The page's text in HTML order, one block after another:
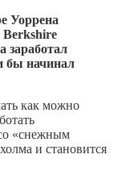
Уоррена
Berkshire
заработал
бы начинал
как можно
«снежным
и становится